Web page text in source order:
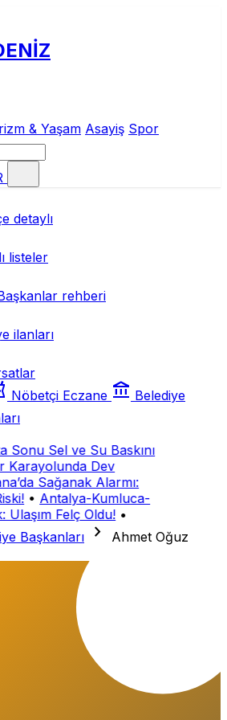
& Yaşam Asayiş Spor
detaylı
listeler
rehberi
ilanları
Nöbetçi Eczane account_balance Belediye
Sonu Sel ve Su Baskını
Karayolunda Dev
Sağanak Alarmı:
• Antalya-Kumluca-
Felç Oldu! •
Başkanları chevron_right
Ahmet Oğuz